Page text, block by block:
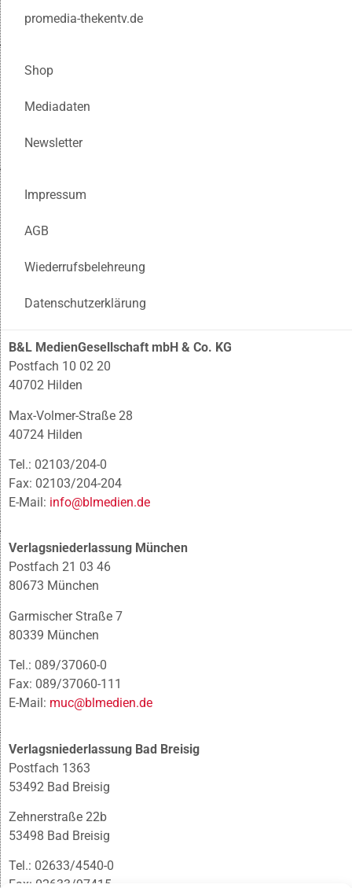
promedia-thekentv.de
Shop
Mediadaten
Newsletter
Impressum
AGB
Wiederrufsbelehreung
Datenschutzerklärung
B&L MedienGesellschaft mbH & Co. KG
Postfach 10 02 20
40702 Hilden
Max-Volmer-Straße 28
40724 Hilden
Tel.: 02103/204-0
Fax: 02103/204-204
E-Mail: info@blmedien.de
Verlagsniederlassung München
Postfach 21 03 46
80673 München
Garmischer Straße 7
80339 München
Tel.: 089/37060-0
Fax: 089/37060-111
E-Mail: muc@blmedien.de
Verlagsniederlassung Bad Breisig
Postfach 1363
53492 Bad Breisig
Zehnerstraße 22b
53498 Bad Breisig
Tel.: 02633/4540-0
Fax: 02633/97415